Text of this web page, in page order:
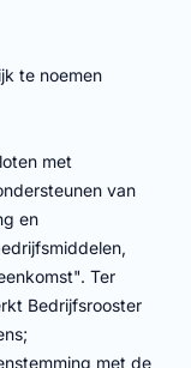
te noemen
met
van
en
Ter
Bedrijfsrooster
met de